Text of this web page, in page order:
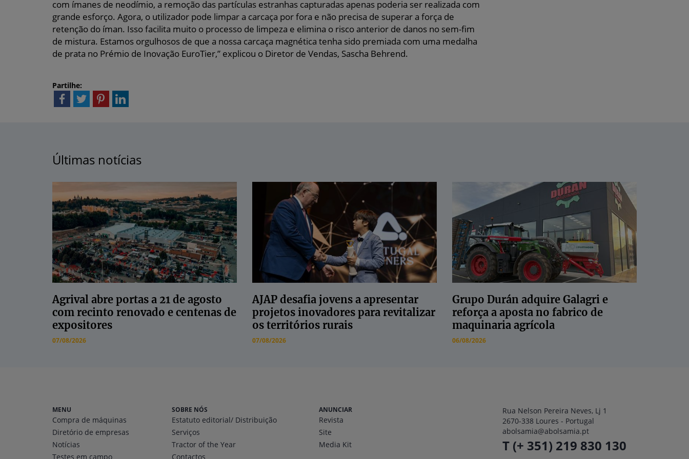
com ímanes de neodímio, a remoção das partículas estranhas capturadas apenas poderia ser realizada com
grande esforço. Agora, o utilizador pode limpar a carcaça por fora e não precisa de superar a força de
retenção do íman. Isso facilita muito o processo de limpeza e elimina o risco anterior de danos no sem-fim
de mistura. Estamos orgulhosos de que a nossa carcaça magnética tenha sido premiada com uma medalha
de prata no Prémio de Inovação EuroTier,” explicou o Diretor de Vendas, Sascha Behrend.
Partilhe:
Últimas notícias
Agrival abre portas a 21 de agosto
com recinto renovado e centenas de
expositores
07/08/2026
AJAP desafia jovens a apresentar
projetos inovadores para revitalizar
os territórios rurais
07/08/2026
Grupo Durán adquire Galagri e
reforça a aposta no fabrico de
maquinaria agrícola
06/08/2026
MENU
Compra de máquinas
Diretório de empresas
Notícias
Testes em campo
SOBRE NÓS
Estatuto editorial/ Distribuição
Serviços
Tractor of the Year
Contactos
ANUNCIAR
Revista
Site
Media Kit
Rua Nelson Pereira Neves, Lj 1
2670-338 Loures - Portugal
abolsamia@abolsamia.pt
T (+ 351) 219 830 130